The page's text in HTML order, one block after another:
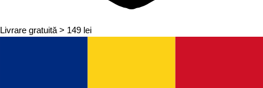
Livrare gratuită > 149 lei